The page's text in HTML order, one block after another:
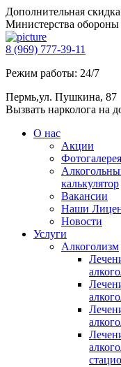
Дополнительная
Министерства
8 (969) 777-39-11
Режим работы: 24/7
Пермь,ул. Пушкина, 87
Вызвать нарколога на
О нас
Акции
Фотогалерея
калькулятор
Вакансии
Наши
Новости
Услуги
Алкоголизм